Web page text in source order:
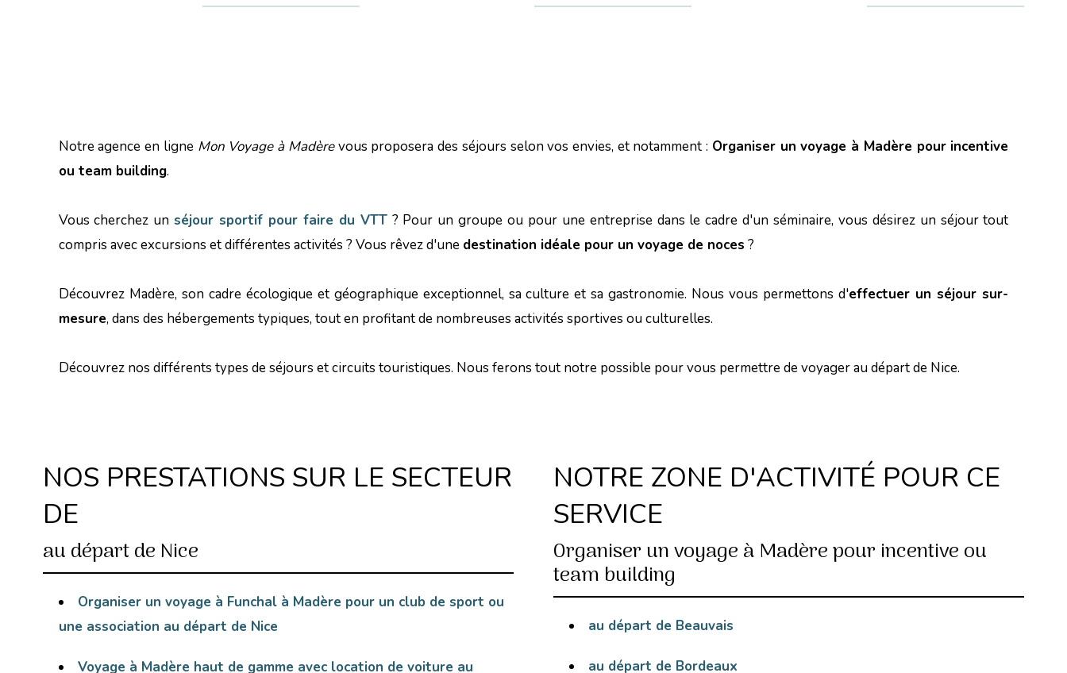
Notre agence en ligne Mon Voyage à Madèrevous proposera des séjours selon vos envies, et notamment : Organiser un voyage à Madère pour incentive
ou team building.
Vous cherchez unséjour sportif pour faire du VTT? Pour un groupe ou pour une entreprise dans le cadre d'un séminaire, vous désirez un séjour tout
compris avec excursions et différentes activités ? Vous rêvez d'une destination idéale pour un voyage de noces ?
Découvrez Madère, son cadre écologique et géographique exceptionnel, sa culture et sa gastronomie. Nous vous permettons d'effectuer un séjour sur-
mesure, dans des hébergements typiques, tout en profitant de nombreuses activités sportives ou culturelles.
Découvrez nos différents types de séjours et circuits touristiques. Nous ferons tout notre possible pour vous permettre de voyager au départ de Nice.
NOS PRESTATIONS SUR LE SECTEUR
DE
au départ de Nice
Organiser un voyage à Funchal à Madère pour un club de sport ou
une association au départ de Nice
Voyage à Madère haut de gamme avec location de voiture au
NOTRE ZONE D'ACTIVITÉ POUR CE
SERVICE
Organiser un voyage à Madère pour incentive ou
team building
au départ de Beauvais
au départ de Bordeaux